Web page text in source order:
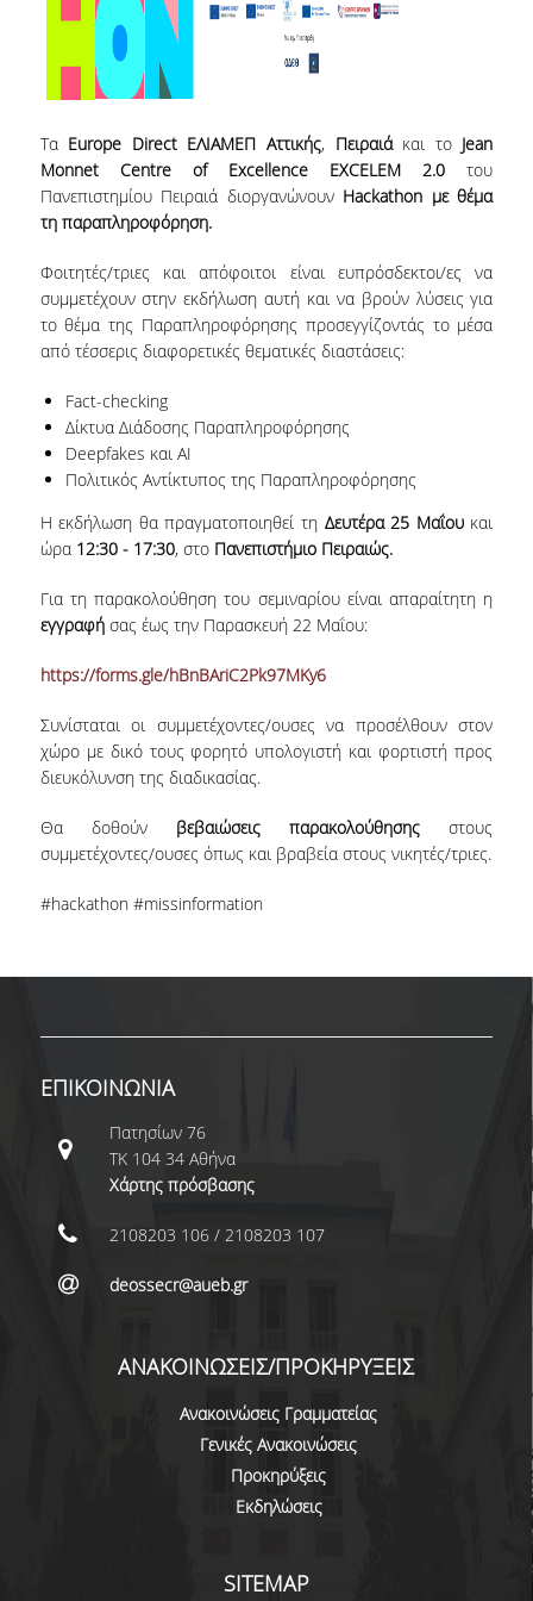
ΜΕΤΑΔΙΔΑΚΤΟΡΕΣ
ΔΙΟΙΚΗΤΙΚΟ ΠΡΟΣΩΠΙΚΟ
ΜΗΤΡΩΟ ΓΝΩΣΤΙΚΩΝ ΑΝΤΙΚΕΙΜΕΝΩΝ
ΤΜΗΜΑΤΟΣ
ΥΠΟΨΗΦΙΟΙ ΦΟΙΤΗΤΕΣ
ΓΙΑΤΙ ΔΕΟΣ
ΟΙΚΟΝΟΜΙΚΑ ΜΕ ΔΙΕΘΝΗ ΔΙΑΣΤΑΣΗ
ΔΙΕΠΙΣΤΗΜΟΝΙΚΟΤΗΤΑ
ΠΑΙΔΑΓΩΓΙΚΗ ΦΙΛΟΣΟΦΙΑ
ΤΕΧΝΟΛΟΓΙΚΗ ΕΝΣΩΜΑΤΩΣΗ
ΙΣΟΤΗΤΑ ΦΥΛΩΝ
ΠΡΟΠΤΥΧΙΑΚΕΣ ΣΠΟΥΔΕΣ
ΣΠΟΥΔΩΝ
ΚΑΤΕΥΘΥΝΣΕΙΣ ΣΠΟΥΔΩΝ & ΔΗΛΩΣΕΙΣ
ΜΑΘΗΜΑΤΩΝ
ΤΜΗΜΑΤΑ
ΣΥΣΤΗΜΑ ΔΙΔΑΣΚΑΛΙΑΣ ΚΑΙ ΕΞΕΤΑΣΕΩΝ
ΔΙΠΛΩΜΑΤΙΚΗ ΕΡΓΑΣΙΑ
ΓΕΝΙΚΕΣ ΠΛΗΡΟΦΟΡΙΕΣ
ΟΔΗΓΙΕΣ ΓΙΑ ΤΗ ΣΥΜΜΕΤΟΧΗ
ΣΤΟ ΜΑΘΗΜΑ «ΣΕΜΙΝΑΡΙΟ ΚΑΙ
ΥΠΟΔΕΙΓΜΑΤΑ ΣΥΓΓΡΑΦΗΣ
Τα Europe Direct ΕΛΙΑΜΕΠ Αττικής, Πειραιάκαι το Jean
Monnet Centre of Excellence EXCELEM 2.0 του
Πανεπιστημίου Πειραιά διοργανώνουν Hackathon με θέμα
τη παραπληροφόρηση.
Φοιτητές/τριες και απόφοιτοι είναι ευπρόσδεκτοι/ες να
συμμετέχουν στην εκδήλωση αυτή και να βρούν λύσεις για
το θέμα της Παραπληροφόρησης προσεγγίζοντάς το μέσα
από τέσσερις διαφορετικές θεματικές διαστάσεις:
Fact-checking
Δίκτυα Διάδοσης Παραπληροφόρησης
Deepfakes και ΑΙ
Πολιτικός Αντίκτυπος της Παραπληροφόρησης
Η εκδήλωση θα πραγματοποιηθεί τη Δευτέρα 25 Μαΐουκαι
ώρα 12:30 - 17:30, στο Πανεπιστήμιο Πειραιώς.
Για τη παρακολούθηση του σεμιναρίου είναι απαραίτητη η
εγγραφή σας έως την Παρασκευή 22 Μαΐου:
https://forms.gle/hBnBAriC2Pk97MKy6
Συνίσταται οι συμμετέχοντες/ουσες να προσέλθουν στον
χώρο με δικό τους φορητό υπολογιστή και φορτιστή προς
διευκόλυνση της διαδικασίας.
Θα δοθούν βεβαιώσεις παρακολούθησης στους
συμμετέχοντες/ουσες όπως και βραβεία στους νικητές/τριες.
#hackathon #missinformation
ΕΠΙΚΟΙΝΩΝΙΑ
Πατησίων 76
ΤΚ 104 34 Αθήνα
Χάρτης πρόσβασης
2108203 106 / 2108203 107
deossecr@aueb.gr
ΑΝΑΚΟΙΝΩΣΕΙΣ/ΠΡΟΚΗΡΥΞΕΙΣ
Ανακοινώσεις Γραμματείας
Γενικές Ανακοινώσεις
Προκηρύξεις
Εκδηλώσεις
SITEMAP